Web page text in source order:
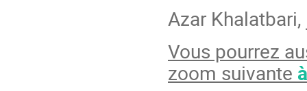
Azar
Vous pourrez
zoom suivante